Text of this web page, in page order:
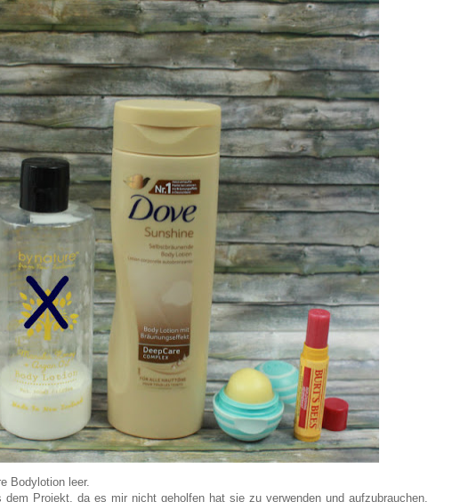
Bodylotion leer.
Projekt, da es mir nicht geholfen hat sie zu verwenden und aufzubrauchen.